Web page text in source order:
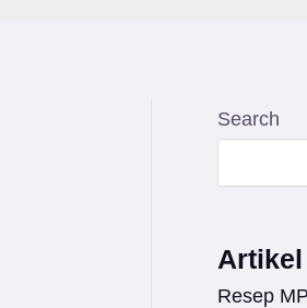
Search
Artikel
Resep